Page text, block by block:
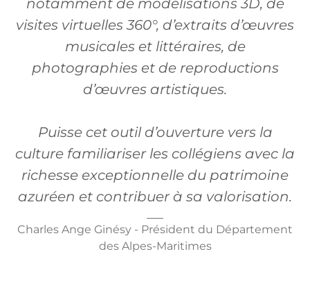
notamment de modélisations 3D, de
visites virtuelles 360°, d’extraits d’œuvres
musicales et littéraires, de
photographies et de reproductions
d’œuvres artistiques.
Puisse cet outil d’ouverture vers la
culture familiariser les collégiens avec la
richesse exceptionnelle du patrimoine
azuréen et contribuer à sa valorisation.
Charles Ange Ginésy - Président du Département
des Alpes-Maritimes